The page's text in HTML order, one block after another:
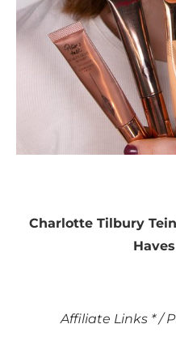
Charlotte Tilbury
Affiliate Links * /